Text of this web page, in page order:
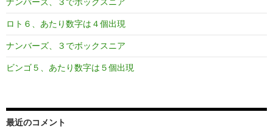
ロト６、あたり数字は４個出現
ナンバーズ、３でボックスニア
ビンゴ５、あたり数字は５個出現
最近のコメント